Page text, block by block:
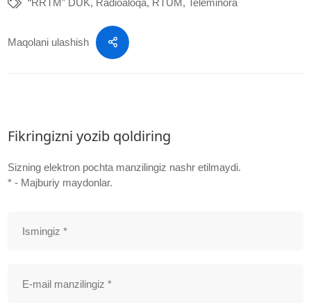
“RRTM” DUK, Radioaloqa, RTUM ,Teleminora
Maqolani ulashish
Fikringizni yozib qoldiring
Sizning elektron pochta manzilingiz nashr etilmaydi.
* - Majburiy maydonlar.